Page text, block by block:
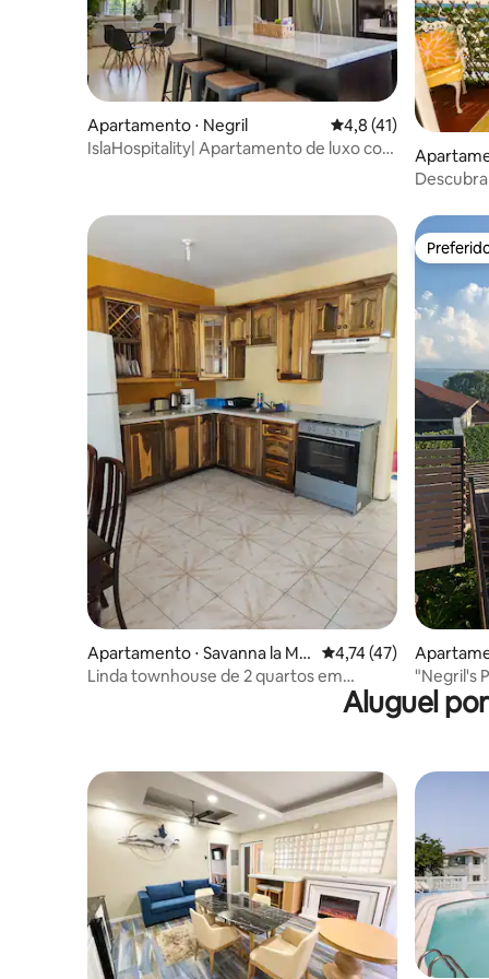
Apartamento ⋅ Negril 4,8 de uma
4,8 (41)
IslaHospitality| Apartamento de luxo com
Apartamento ⋅ Savanna la Ma
r
4,74 de uma
4,74 (47)
Linda townhouse de 2 quartos em
"Negril's
Aluguel